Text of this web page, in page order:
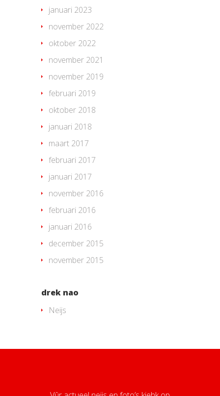
januari 2023
november 2022
oktober 2022
november 2021
november 2019
februari 2019
oktober 2018
januari 2018
maart 2017
februari 2017
januari 2017
november 2016
februari 2016
januari 2016
december 2015
november 2015
drek nao
Neijs